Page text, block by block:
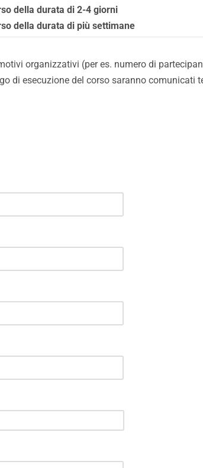
della durata di 2-4 giorni
della durata di più settimane
organizzativi (per es. numero di
di esecuzione del corso saranno comunicati